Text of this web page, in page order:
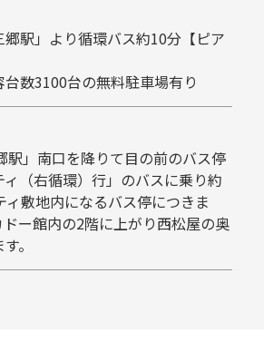
郷駅」より循環バス約10分【ピア
台数3100台の無料駐車場有り
駅」南口を降りて目の前のバス停
（右循環）行」のバスに乗り約
ィ敷地内になるバス停につきま
ー館内の2階に上がり西松屋の奥
。